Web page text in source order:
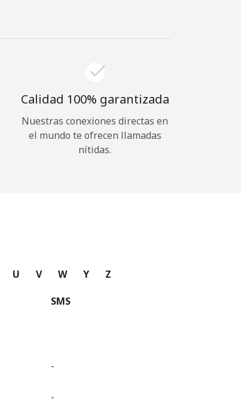
Calidad 100% garantizada
Nuestras conexiones directas en
el mundo te ofrecen llamadas
nítidas.
U V W Y Z
SMS
-
-